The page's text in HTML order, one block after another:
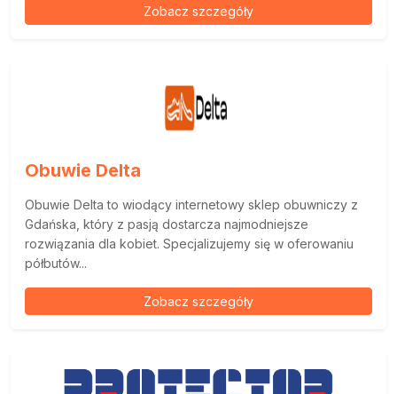
Zobacz szczegóły
Obuwie Delta
Obuwie Delta to wiodący internetowy sklep obuwniczy z
Gdańska, który z pasją dostarcza najmodniejsze
rozwiązania dla kobiet. Specjalizujemy się w oferowaniu
półbutów...
Zobacz szczegóły